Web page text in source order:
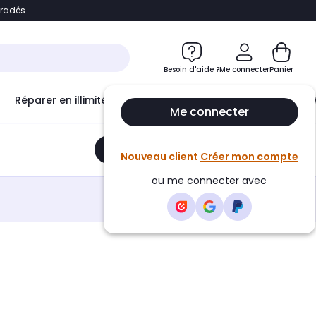
Accéder directement au chatbot
Besoin d'aide ?Me connecter
Me connecter
Nouveau client Créer mon compte
ou me connecter avec
Panier
Réparer en illimité avec Le Club Infinity
Ajouter au panier